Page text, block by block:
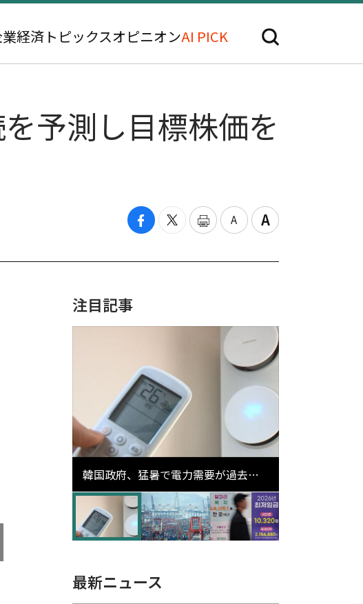
経済 トピックスオピニオンAI PICK
予測し目標株価を
注目記事
韓国政府、猛暑で電力需要が過去最
高更新の可能性に需給対応体制を点
検
最新ニュース